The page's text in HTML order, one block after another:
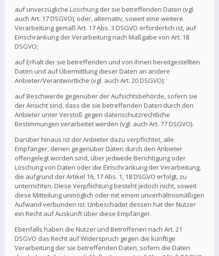
auf unverzügliche Löschung der sie betreffenden Daten (vgl.
auch Art. 17 DSGVO), oder, alternativ, soweit eine weitere
Verarbeitung gemäß Art. 17 Abs. 3 DSGVO erforderlich ist, auf
Einschränkung der Verarbeitung nach Maßgabe von Art. 18
DSGVO;
auf Erhalt der sie betreffenden und von ihnen bereitgestellten
Daten und auf Übermittlung dieser Daten an andere
Anbieter/Verantwortliche (vgl. auch Art. 20 DSGVO);
auf Beschwerde gegenüber der Aufsichtsbehörde, sofern sie
der Ansicht sind, dass die sie betreffenden Daten durch den
Anbieter unter Verstoß gegen datenschutzrechtliche
Bestimmungen verarbeitet werden (vgl. auch Art. 77 DSGVO).
Darüber hinaus ist der Anbieter dazu verpflichtet, alle
Empfänger, denen gegenüber Daten durch den Anbieter
offengelegt worden sind, über jedwede Berichtigung oder
Löschung von Daten oder die Einschränkung der Verarbeitung,
die aufgrund der Artikel 16, 17 Abs. 1, 18 DSGVO erfolgt, zu
unterrichten. Diese Verpflichtung besteht jedoch nicht, soweit
diese Mitteilung unmöglich oder mit einem unverhältnismäßigen
Aufwand verbunden ist. Unbeschadet dessen hat der Nutzer
ein Recht auf Auskunft über diese Empfänger.
Ebenfalls haben die Nutzer und Betroffenen nach Art. 21
DSGVO das Recht auf Widerspruch gegen die künftige
Verarbeitung der sie betreffenden Daten, sofern die Daten